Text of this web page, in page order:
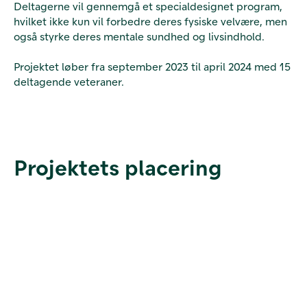
Deltagerne vil gennemgå et specialdesignet program,
hvilket ikke kun vil forbedre deres fysiske velvære, men
også styrke deres mentale sundhed og livsindhold.
Projektet løber fra september 2023 til april 2024 med 15
deltagende veteraner.
Projektets placering